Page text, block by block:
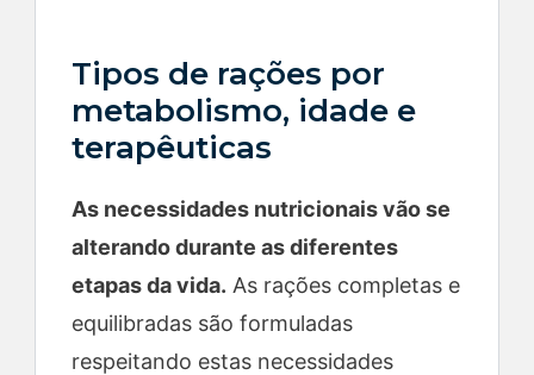
Tipos de rações por
metabolismo, idade e
terapêuticas
As necessidades nutricionais vão se
alterando durante as diferentes
etapas da vida. As rações completas e
equilibradas são formuladas
respeitando estas necessidades